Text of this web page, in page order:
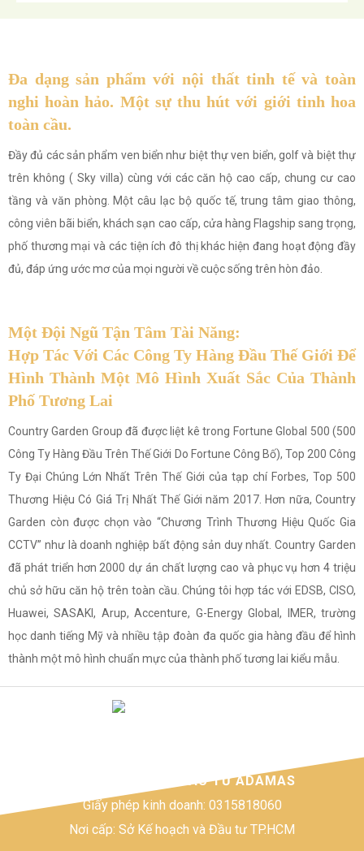
Đa dạng sản phẩm với nội thất tinh tế và toàn
nghi hoàn hảo. Một sự thu hút với giới tinh hoa
toàn cầu.
Đầy đủ các sản phẩm ven biển như biệt thự ven biển, golf và biệt thự
trên không ( Sky villa) cùng với các căn hộ cao cấp, chung cư cao
tầng và văn phòng. Một câu lạc bộ quốc tế, trung tâm giao thông,
công viên bãi biển, khách sạn cao cấp, cửa hàng Flagship sang trọng,
phố thương mại và các tiện ích đô thị khác hiện đang hoạt động đầy
đủ, đáp ứng ước mơ của mọi người về cuộc sống trên hòn đảo.
Một Đội Ngũ Tận Tâm Tài Năng:
Hợp Tác Với Các Công Ty Hàng Đầu Thế Giới Để
Hình Thành Một Mô Hình Xuất Sắc Của Thành
Phố Tương Lai
Country Garden Group đã được liệt kê trong Fortune Global 500 (500
Công Ty Hàng Đầu Trên Thế Giới Do Fortune Công Bố), Top 200 Công
Ty Đại Chúng Lớn Nhất Trên Thế Giới của tạp chí Forbes, Top 500
Thương Hiệu Có Giá Trị Nhất Thế Giới năm 2017. Hơn nữa, Country
Garden còn được chọn vào “Chương Trình Thương Hiệu Quốc Gia
CCTV” như là doanh nghiệp bất động sản duy nhất. Country Garden
đã phát triển hơn 2000 dự án chất lượng cao và phục vụ hơn 4 triệu
chủ sở hữu căn hộ trên toàn cầu. Chúng tôi hợp tác với EDSB, CISO,
Huawei, SASAKI, Arup, Accenture, G-Energy Global, IMER, trường
học danh tiếng Mỹ và nhiều tập đoàn đa quốc gia hàng đầu để hình
thành một mô hình chuẩn mực của thành phố tương lai kiểu mẫu.
CÔNG TY TNHH ĐẦU TƯ ADAMAS
Giấy phép kinh doanh: 0315818060
Nơi cấp: Sở Kế hoạch và Đầu tư TP.HCM